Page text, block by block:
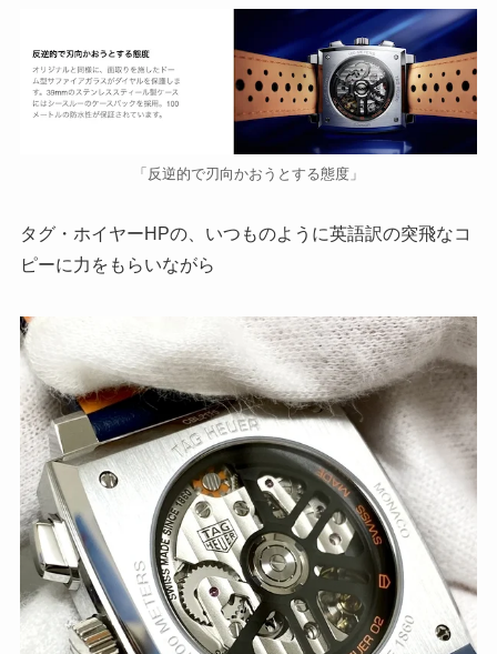
「反逆的で刃向かおうとする態度」
タグ・ホイヤーHPの、いつものように英語訳の突飛なコ
ピーに力をもらいながら